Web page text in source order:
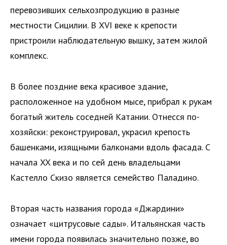
перевозивших сельхозпродукцию в разные
местности Сицилии. В XVI веке к крепости
пристроили наблюдательную вышку, затем жилой
комплекс.
В более поздние века красивое здание,
расположенное на удобном мысе, прибрал к рукам
богатый житель соседней Катании. Отнесся по-
хозяйски: реконструировал, украсил крепость
башенками, изящными балконами вдоль фасада. С
начала XX века и по сей день владельцами
Кастелло Скизо является семейство Паладино.
Вторая часть названия города «Джардини»
означает «цитрусовые сады». Итальянская часть
имени города появилась значительно позже, во